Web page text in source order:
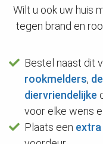
Wilt u ook uw huis
tegen brand en
Bestel naast dit
rookmelders,
diervriendelijke
voor elke wens
Plaats een